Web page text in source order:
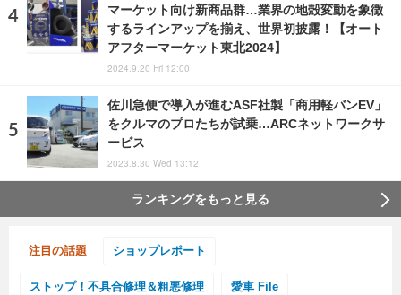
マーケット向け新商品群…業界の地殻変動を象徴
するラインアップを揃え、世界初披露！【オート
アフターマーケット東北2024】
2024.9.20 Fri 12:00
佐川急便で導入が進むASF社製「商用軽バンEV」
をクルマのプロたちが試乗…ARCネットワークサ
ービス
2023.8.30 Wed 13:12
ランキングをもっと見る
注目の話題 ショップレポート
ストップ！不具合修理＆粗悪修理 愛車 File